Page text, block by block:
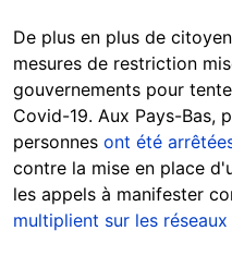
De plus en plus de
mesures de restriction
gouvernements pour
Covid-19. Aux Pays-Bas,
personnes ont été
contre la mise en place
les appels à manifester
multiplient sur les